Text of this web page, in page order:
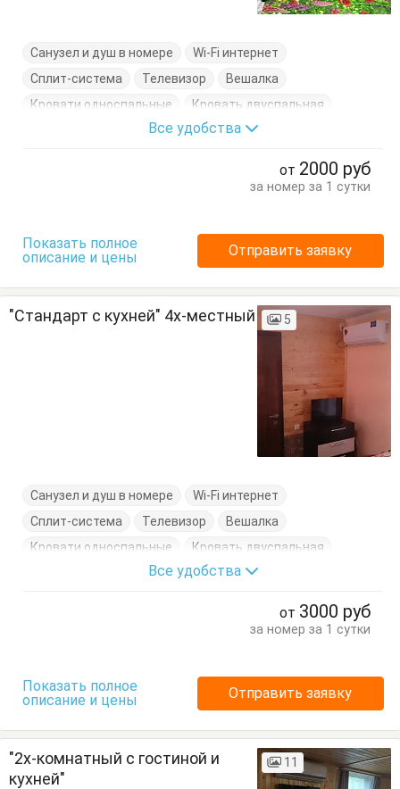
Санузел и душ в номере
Wi-Fi интернет
Сплит-система
Телевизор
Вешалка
Кровати односпальные
Кровать двуспальная
Тумбочки Шкаф
Все удобства
от 2000 руб
за номер за 1 сутки
Показать полное
описание и цены
Отправить заявку
"Стандарт с кухней" 4х-местный 5
Санузел и душ в номере
Wi-Fi интернет
Сплит-система
Телевизор
Вешалка
Кровати односпальные
Кровать двуспальная
Тумбочки Шкаф
Все удобства
от 3000 руб
за номер за 1 сутки
Показать полное
описание и цены
Отправить заявку
"2х-комнатный с гостиной и
кухней"
11